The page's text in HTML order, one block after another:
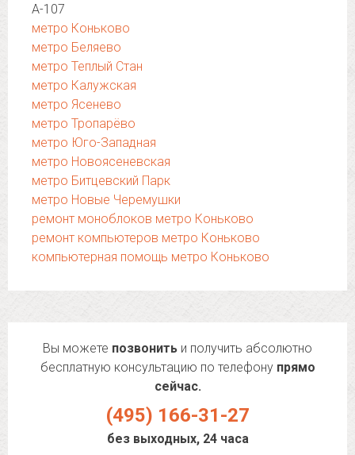
А-107
метро Коньково
метро Беляево
метро Теплый Стан
метро Калужская
метро Ясенево
метро Тропарёво
метро Юго-Западная
метро Новоясеневская
метро Битцевский Парк
метро Новые Черемушки
ремонт моноблоков метро Коньково
ремонт компьютеров метро Коньково
компьютерная помощь метро Коньково
Вы можете позвонить и получить абсолютно
бесплатную консультацию по телефону прямо
сейчас.
(495) 166-31-27
без выходных, 24 часа